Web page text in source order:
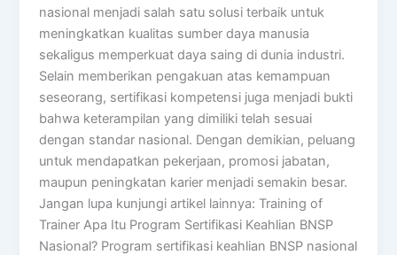
nasional menjadi salah satu solusi terbaik untuk
meningkatkan kualitas sumber daya manusia
sekaligus memperkuat daya saing di dunia industri.
Selain memberikan pengakuan atas kemampuan
seseorang, sertifikasi kompetensi juga menjadi bukti
bahwa keterampilan yang dimiliki telah sesuai
dengan standar nasional. Dengan demikian, peluang
untuk mendapatkan pekerjaan, promosi jabatan,
maupun peningkatan karier menjadi semakin besar.
Jangan lupa kunjungi artikel lainnya: Training of
Trainer Apa Itu Program Sertifikasi Keahlian BNSP
Nasional? Program sertifikasi keahlian BNSP nasional